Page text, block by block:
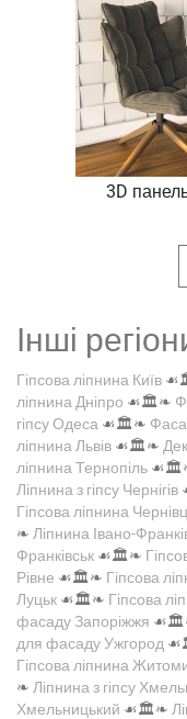
3D
Інші
Гіпсова ліпнина Київ
ліпнина Дніпро ☙🏛️❧
гіпсу Одеса ☙🏛️❧
ліпнина Львів ☙🏛️❧
ліпнина Тернопіль
Ліпнина з гіпсу Чернігів
Гіпсова ліпнина
❧ Ліпнина Івано-
Франківськ ☙🏛️❧
Рівне ☙🏛️❧ Гіпсова
Луцьк ☙🏛️❧ Гіпсова
фасаду Запоріжжя
для фасаду Ужгород
Гіпсова ліпнина
❧ Ліпнина з гіпсу
Хмельницький ☙🏛️❧